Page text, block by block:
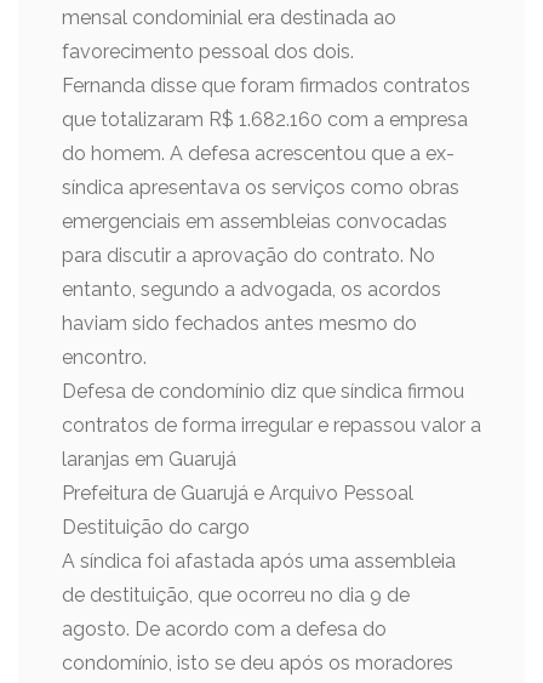
mensal condominial era destinada ao
favorecimento pessoal dos dois.
Fernanda disse que foram firmados contratos
que totalizaram R$ 1.682.160 com a empresa
do homem. A defesa acrescentou que a ex-
síndica apresentava os serviços como obras
emergenciais em assembleias convocadas
para discutir a aprovação do contrato. No
entanto, segundo a advogada, os acordos
haviam sido fechados antes mesmo do
encontro.
Defesa de condomínio diz que síndica firmou
contratos de forma irregular e repassou valor a
laranjas em Guarujá
Prefeitura de Guarujá e Arquivo Pessoal
Destituição do cargo
A síndica foi afastada após uma assembleia
de destituição, que ocorreu no dia 9 de
agosto. De acordo com a defesa do
condomínio, isto se deu após os moradores